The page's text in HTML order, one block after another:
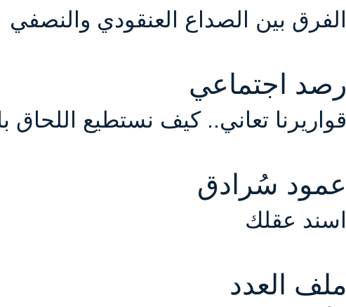
الفرق بين الصداع العنقودي والنصفي
رصد اجتماعي
قواريرنا تعاني.. كيف نستطيع اللحاق
عمود سُرادق
اسند عقلك
ملف العدد